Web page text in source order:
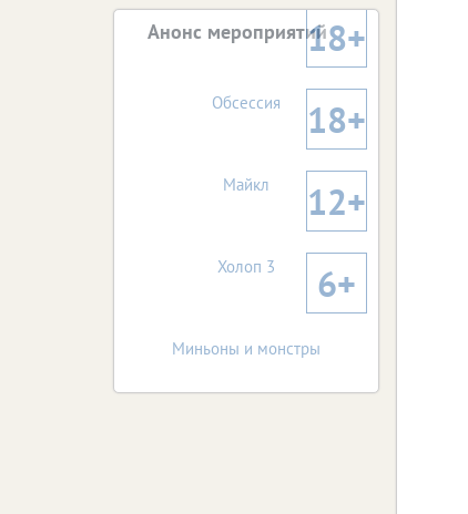
Анонс мероприятий18+
Обсессия 18+
Майкл 12+
Холоп 3 6+
Миньоны и монстры